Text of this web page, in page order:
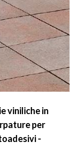
viniliche in
per
-